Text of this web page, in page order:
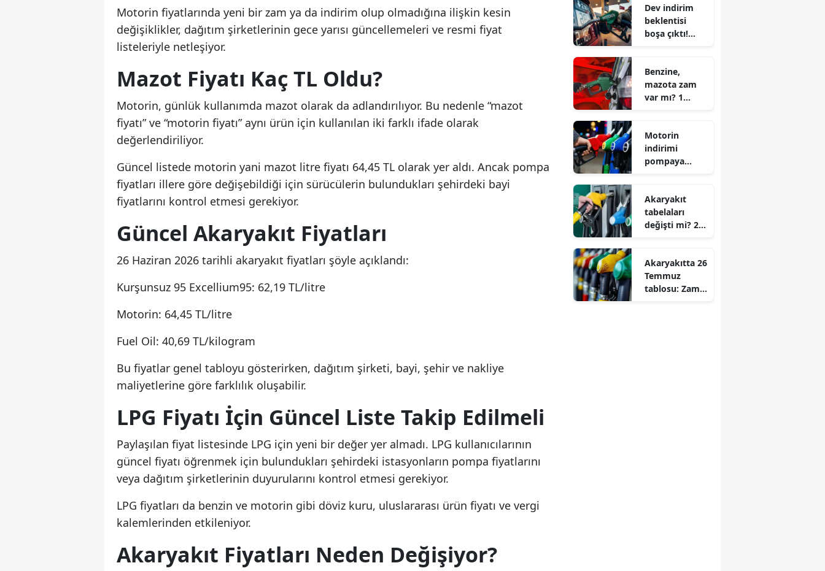
Motorin fiyatlarında yeni bir zam ya da indirim olup olmadığına ilişkin kesin
değişiklikler, dağıtım şirketlerinin gece yarısı güncellemeleri ve resmi fiyat
listeleriyle netleşiyor.
Mazot Fiyatı Kaç TL Oldu?
Motorin, günlük kullanımda mazot olarak da adlandırılıyor. Bu nedenle “mazot
fiyatı” ve “motorin fiyatı” aynı ürün için kullanılan iki farklı ifade olarak
değerlendiriliyor.
Güncel listede motorin yani mazot litre fiyatı 64,45 TL olarak yer aldı. Ancak pompa
fiyatları illere göre değişebildiği için sürücülerin bulundukları şehirdeki bayi
fiyatlarını kontrol etmesi gerekiyor.
Güncel Akaryakıt Fiyatları
26 Haziran 2026 tarihli akaryakıt fiyatları şöyle açıklandı:
Kurşunsuz 95 Excellium95: 62,19 TL/litre
Motorin: 64,45 TL/litre
Fuel Oil: 40,69 TL/kilogram
Bu fiyatlar genel tabloyu gösterirken, dağıtım şirketi, bayi, şehir ve nakliye
maliyetlerine göre farklılık oluşabilir.
LPG Fiyatı İçin Güncel Liste Takip Edilmeli
Paylaşılan fiyat listesinde LPG için yeni bir değer yer almadı. LPG kullanıcılarının
güncel fiyatı öğrenmek için bulundukları şehirdeki istasyonların pompa fiyatlarını
veya dağıtım şirketlerinin duyurularını kontrol etmesi gerekiyor.
LPG fiyatları da benzin ve motorin gibi döviz kuru, uluslararası ürün fiyatı ve vergi
kalemlerinden etkileniyor.
Akaryakıt Fiyatları Neden Değişiyor?
Dev indirim
beklentisi
boşa çıktı!
yansıyacak
tutar belli
oldu
Benzine,
mazota zam
var mı? 1
fiyatları
Motorin
indirimi
pompaya
fiyatları
Akaryakıt
tabelaları
değişti mi? 28
motorin
fiyatları
Akaryakıtta 26
Temmuz
tablosu: Zam